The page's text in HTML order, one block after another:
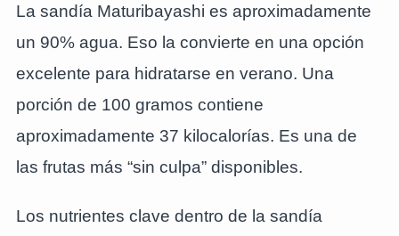
La sandía Maturibayashi es aproximadamente
un 90% agua. Eso la convierte en una opción
excelente para hidratarse en verano. Una
porción de 100 gramos contiene
aproximadamente 37 kilocalorías. Es una de
las frutas más “sin culpa” disponibles.
Los nutrientes clave dentro de la sandía